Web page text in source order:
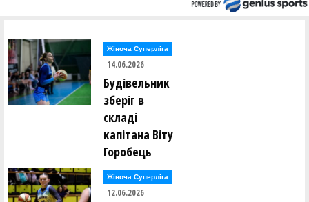
Жіноча Суперліга
14.06.2026
Будівельник
зберіг в
складі
капітана Віту
Горобець
Жіноча Суперліга
12.06.2026